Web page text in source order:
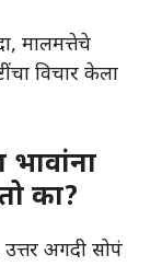
मालमत्तेचे
विचार केला
का?
अगदी सोपं